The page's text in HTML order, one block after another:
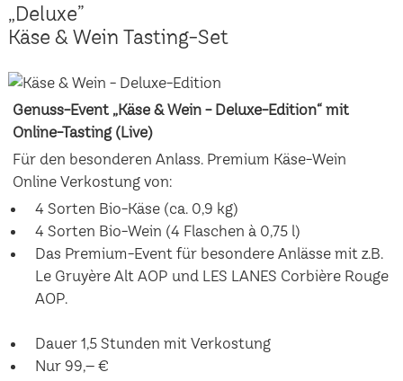
„Deluxe”
Käse & Wein Tasting-Set
Genuss-Event „Käse & Wein - Deluxe-Edition“ mit
Online-Tasting (Live)
Für den besonderen Anlass. Premium Käse-Wein
Online Verkostung von:
4 Sorten Bio-Käse (ca. 0,9 kg)
4 Sorten Bio-Wein (4 Flaschen à 0,75 l)
Das Premium-Event für besondere Anlässe mit z.B.
Le Gruyère Alt AOP und LES LANES Corbière Rouge
AOP.
Dauer 1,5 Stunden mit Verkostung
Nur 99,– €